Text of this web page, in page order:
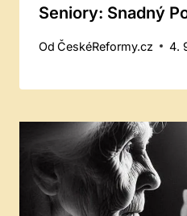
Seniory: Snadný
Od ČeskéReformy.cz 4.